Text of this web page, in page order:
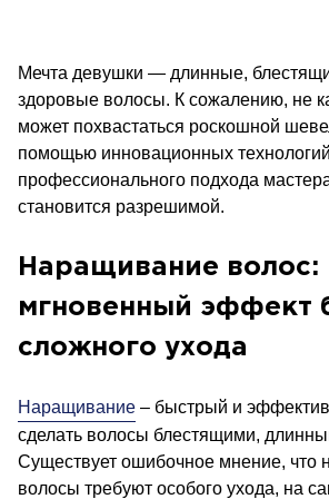
Мечта девушки — длинные,
здоровые волосы. К сожалению, не
может похвастаться роскошной
помощью инновационных
профессионального подхода
становится разрешимой.
Наращивание волос:
мгновенный эффект
сложного ухода
Наращивание – быстрый и
сделать волосы блестящими,
Существует ошибочное мнение, что
волосы требуют особого ухода, на